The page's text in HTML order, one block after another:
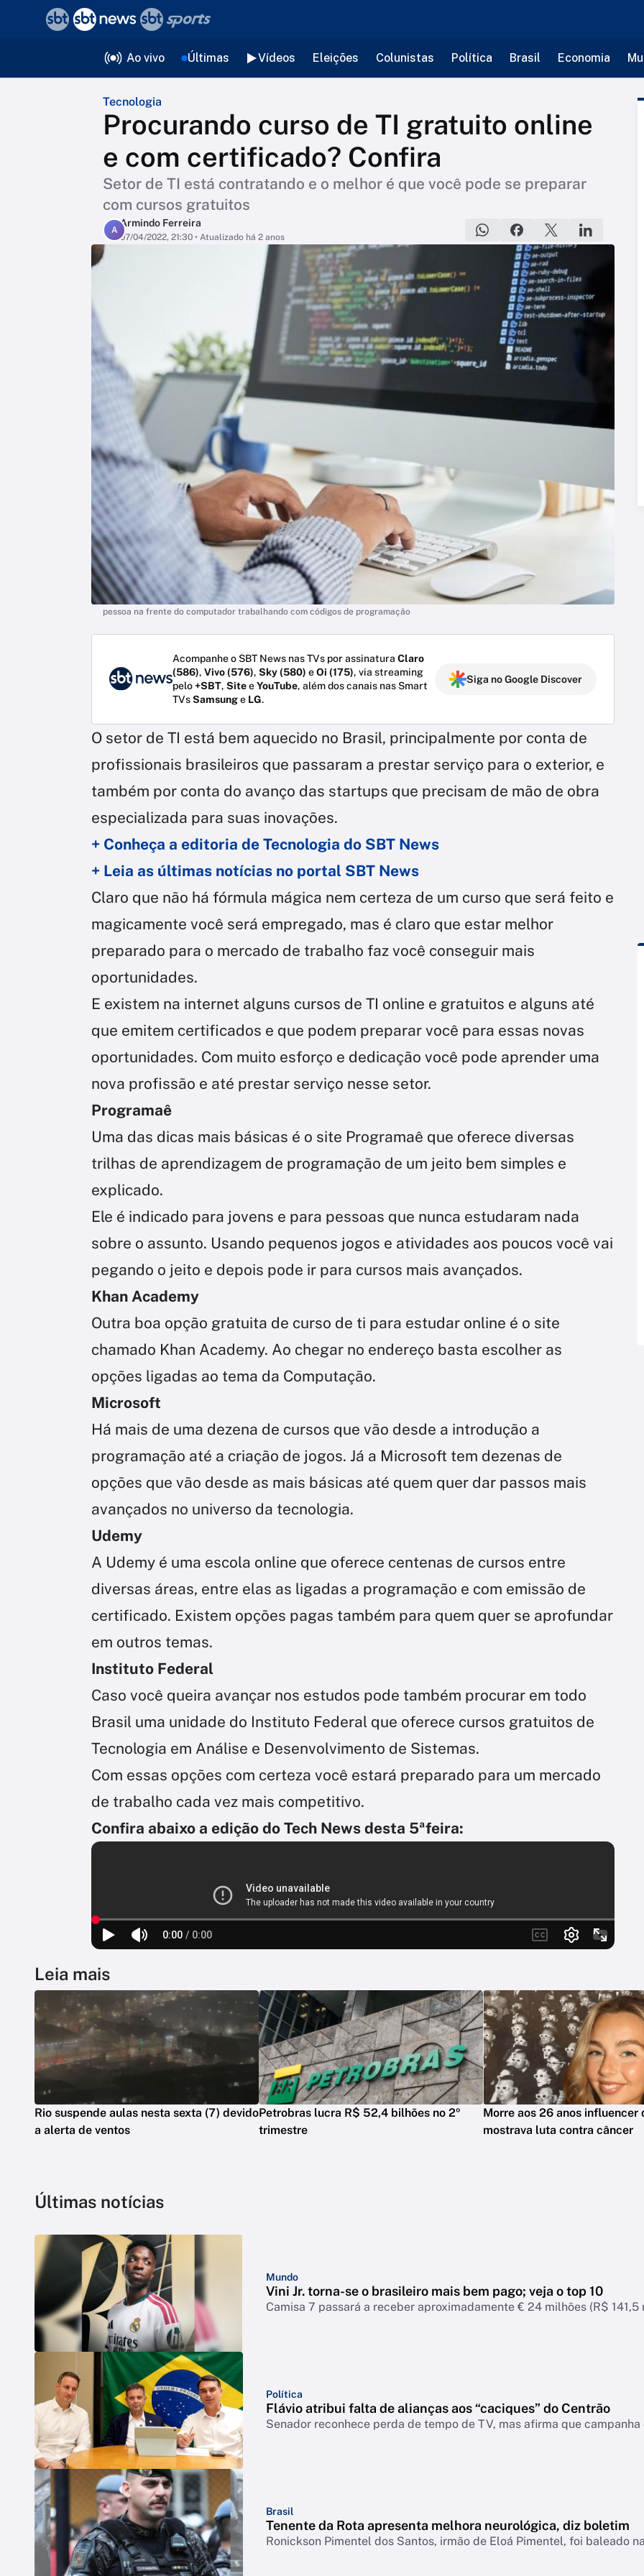
Ao vivo Últimas Vídeos Eleições Colunistas Política Brasil Economia
Tecnologia
Procurando curso de TI gratuito online
e com certificado? Confira
Setor de TI está contratando e o melhor é que você pode se preparar
com cursos gratuitos
A
Armindo Ferreira
07/04/2022, 21:30 • Atualizado há 2 anos
pessoa na frente do computador trabalhando com códigos de programação
Acompanhe o SBT News nas TVs por assinatura Claro
(586), Vivo (576), Sky (580) eOi (175), via streaming
pelo+SBT, SiteeYouTube, além dos canais nas Smart
TVsSamsunge LG.
Siga no Google Discover
O setor de TI está bem aquecido no Brasil, principalmente por conta de
profissionais brasileiros que passaram a prestar serviço para o exterior, e
também por conta do avanço das startups que precisam de mão de obra
especializada para suas inovações.
+ Conheça a editoria de Tecnologia do SBT News
+ Leia as últimas notícias no portal SBT News
Claro que não há fórmula mágica nem certeza de um curso que será feito e
magicamente você será empregado, mas é claro que estar melhor
preparado para o mercado de trabalho faz você conseguir mais
oportunidades.
E existem na internet alguns cursos de TI online e gratuitos e alguns até
que emitem certificados e que podem preparar você para essas novas
oportunidades. Com muito esforço e dedicação você pode aprender uma
nova profissão e até prestar serviço nesse setor.
Programaê
Uma das dicas mais básicas é o site Programaê que oferece diversas
trilhas de aprendizagem de programação de um jeito bem simples e
explicado.
Ele é indicado para jovens e para pessoas que nunca estudaram nada
sobre o assunto. Usando pequenos jogos e atividades aos poucos você vai
pegando o jeito e depois pode ir para cursos mais avançados.
Khan Academy
Outra boa opção gratuita de curso de ti para estudar online é o site
chamado Khan Academy. Ao chegar no endereço basta escolher as
opções ligadas ao tema da Computação.
Microsoft
Há mais de uma dezena de cursos que vão desde a introdução a
programação até a criação de jogos. Já a Microsoft tem dezenas de
opções que vão desde as mais básicas até quem quer dar passos mais
avançados no universo da tecnologia.
Udemy
A Udemy é uma escola online que oferece centenas de cursos entre
diversas áreas, entre elas as ligadas a programação e com emissão de
certificado. Existem opções pagas também para quem quer se aprofundar
em outros temas.
Instituto Federal
Caso você queira avançar nos estudos pode também procurar em todo
Brasil uma unidade do Instituto Federal que oferece cursos gratuitos de
Tecnologia em Análise e Desenvolvimento de Sistemas.
Com essas opções com certeza você estará preparado para um mercado
de trabalho cada vez mais competitivo.
Confira abaixo a edição do Tech News desta 5ªfeira:
Leia mais
Rio suspende aulas nesta sexta (7) devido
a alerta de ventos
Petrobras lucra R$ 52,4 bilhões no 2º
trimestre
Morre aos 26 anos influencer
mostrava luta contra câncer
Últimas notícias
Mundo
Vini Jr. torna-se o brasileiro mais bem pago; veja o top 10
Camisa 7 passará a receber aproximadamente € 24 milhões (R$ 141,5
Política
Flávio atribui falta de alianças aos “caciques” do Centrão
Senador reconhece perda de tempo de TV, mas afirma que
Brasil
Tenente da Rota apresenta melhora neurológica, diz boletim
Ronickson Pimentel dos Santos, irmão de Eloá Pimentel, foi baleado
voltar
Editorias